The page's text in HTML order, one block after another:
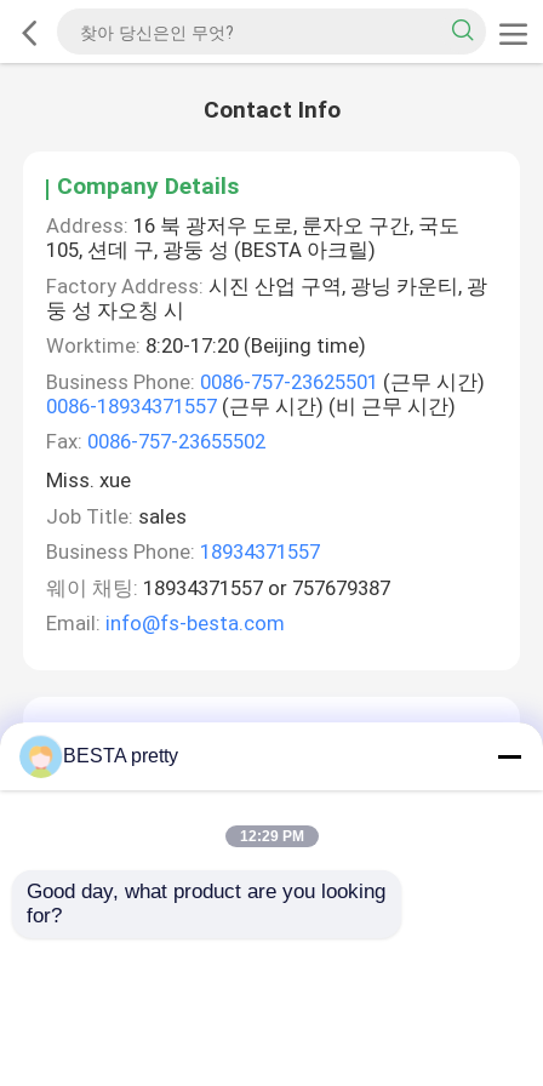
Contact Info
Company Details
Address: 16 북 광저우 도로, 룬자오 구간, 국도
105, 션데 구, 광둥 성 (BESTA 아크릴)
Factory Address: 시진 산업 구역, 광닝 카운티, 광
둥 성 자오칭 시
Worktime: 8:20-17:20 (Beijing time)
Business Phone: 0086-757-23625501 (근무 시간)
0086-18934371557 (근무 시간) (비 근무 시간)
Fax: 0086-757-23655502
Miss. xue
Job Title: sales
Business Phone: 18934371557
웨이 채팅: 18934371557 or 757679387
Email: info@fs-besta.com
곧 다시 연락 드리겠습니다!
BESTA pretty
12:29 PM
Good day, what product are you looking
for?